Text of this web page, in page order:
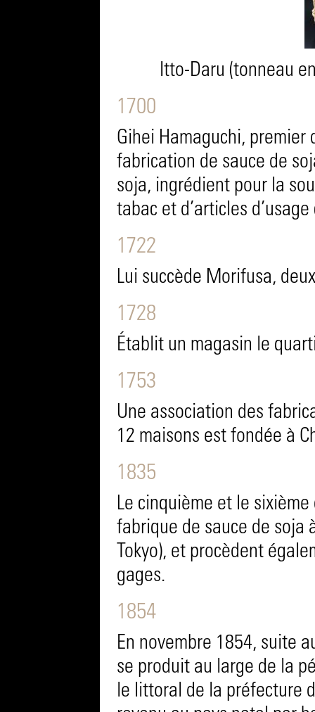
Itto-Daru (tonneau
1700
Gihei Hamaguchi,
fabrication de sauce de
soja, ingrédient pour la
tabac et d’articles
1722
Lui succède Morifusa,
1728
Établit un magasin le
1753
Une association des
12 maisons est fondée à
1835
Le cinquième et le
fabrique de sauce de soja
Tokyo), et procèdent
gages.
1854
En novembre 1854, suite
se produit au large de la
le littoral de la préfecture